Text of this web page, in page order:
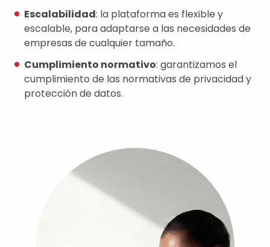
Escalabilidad: la plataforma es flexible y
escalable, para adaptarse a las necesidades de
empresas de cualquier tamaño.
Cumplimiento normativo: garantizamos el
cumplimiento de las normativas de privacidad y
protección de datos.